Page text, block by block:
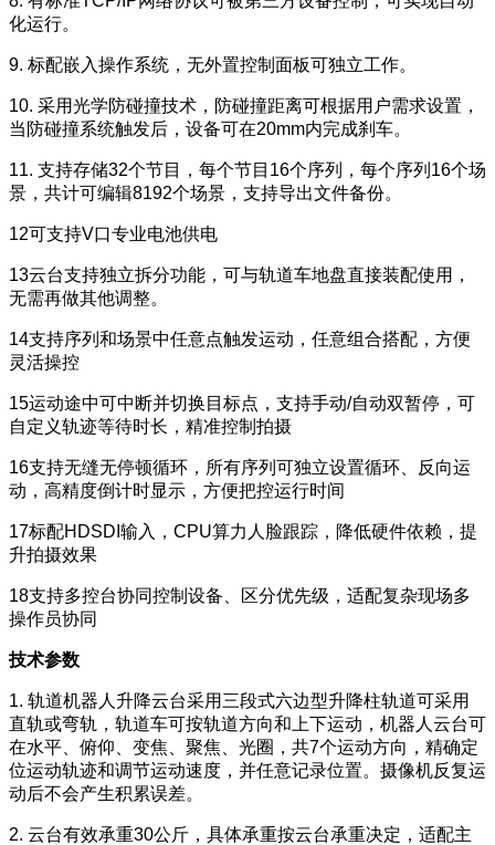
化运行。
9. 标配嵌入操作系统，无外置控制面板可独立工作。
10. 采用光学防碰撞技术，防碰撞距离可根据用户需求设置，
当防碰撞系统触发后，设备可在20mm内完成刹车。
11. 支持存储32个节目，每个节目16个序列，每个序列16个场
景，共计可编辑8192个场景，支持导出文件备份。
12可支持V口专业电池供电
13云台支持独立拆分功能，可与轨道车地盘直接装配使用，
无需再做其他调整。
14支持序列和场景中任意点触发运动，任意组合搭配，方便
灵活操控
15运动途中可中断并切换目标点，支持手动/自动双暂停，可
自定义轨迹等待时长，精准控制拍摄
16支持无缝无停顿循环，所有序列可独立设置循环、反向运
动，高精度倒计时显示，方便把控运行时间
17标配HDSDI输入，CPU算力人脸跟踪，降低硬件依赖，提
升拍摄效果
18支持多控台协同控制设备、区分优先级，适配复杂现场多
操作员协同
技术参数
1. 轨道机器人升降云台采用三段式六边型升降柱轨道可采用
直轨或弯轨，轨道车可按轨道方向和上下运动，机器人云台可
在水平、俯仰、变焦、聚焦、光圈，共7个运动方向，精确定
位运动轨迹和调节运动速度，并任意记录位置。摄像机反复运
动后不会产生积累误差。
2. 云台有效承重30公斤，具体承重按云台承重决定，适配主